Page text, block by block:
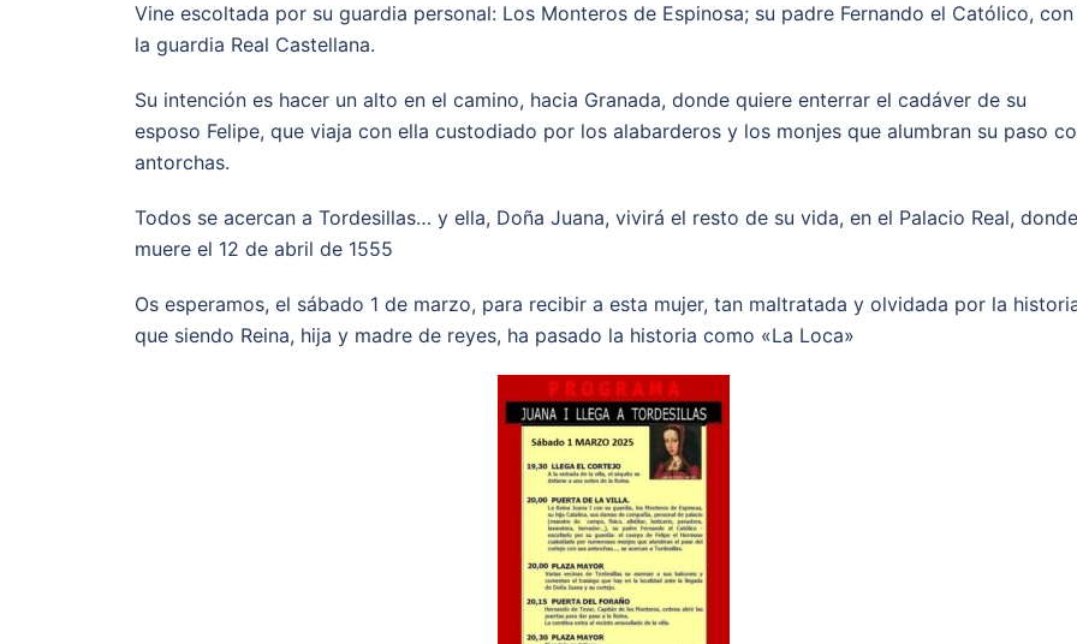
Vine escoltada por su guardia personal: Los Monteros de Espinosa; su padre Fernando el Católico, con
la guardia Real Castellana.
Su intención es hacer un alto en el camino, hacia Granada, donde quiere enterrar el cadáver de su
esposo Felipe, que viaja con ella custodiado por los alabarderos y los monjes que alumbran su paso
antorchas.
Todos se acercan a Tordesillas… y ella, Doña Juana, vivirá el resto de su vida, en el Palacio Real, donde
muere el 12 de abril de 1555
Os esperamos, el sábado 1 de marzo, para recibir a esta mujer, tan maltratada y olvidada por la
que siendo Reina, hija y madre de reyes, ha pasado la historia como «La Loca»